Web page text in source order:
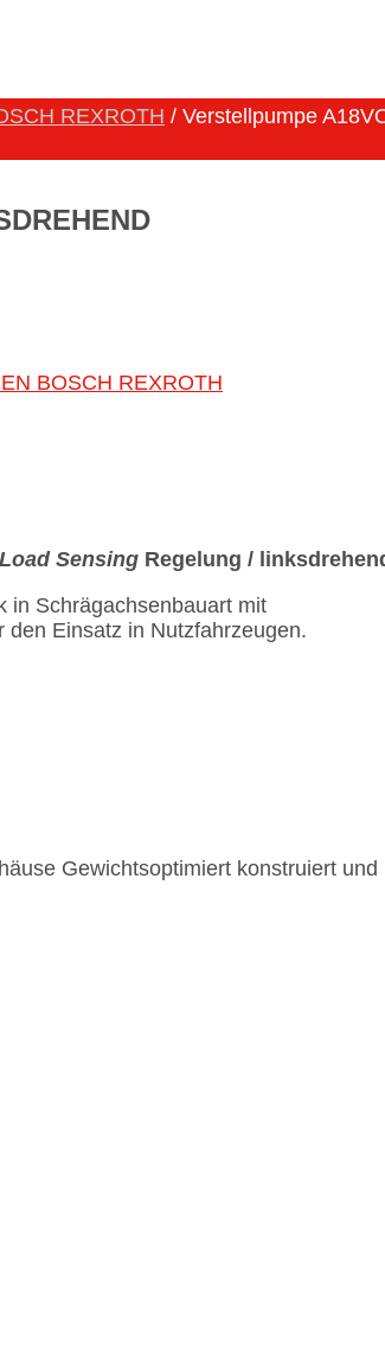
REXROTH / Verstellpumpe
BOSCH REXROTH
Load Sensing Regelung /
in Schrägachsenbauart mit
Einsatz in Nutzfahrzeugen.
Gewichtsoptimiert konstruiert und